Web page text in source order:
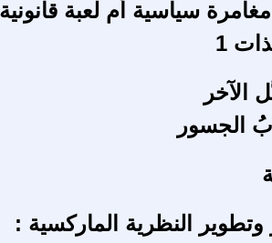
سياسية أم لعبة
1
الآخر
الجسور
النظرية الماركسية :